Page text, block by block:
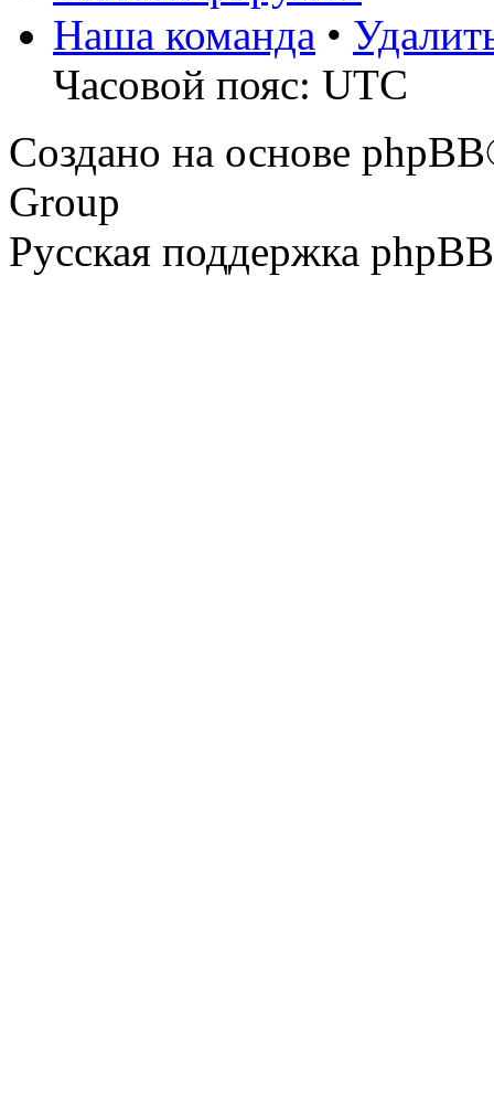
Наша команда •
Часовой пояс: UTC
Создано на основе
Group
Русская поддержка phpBB